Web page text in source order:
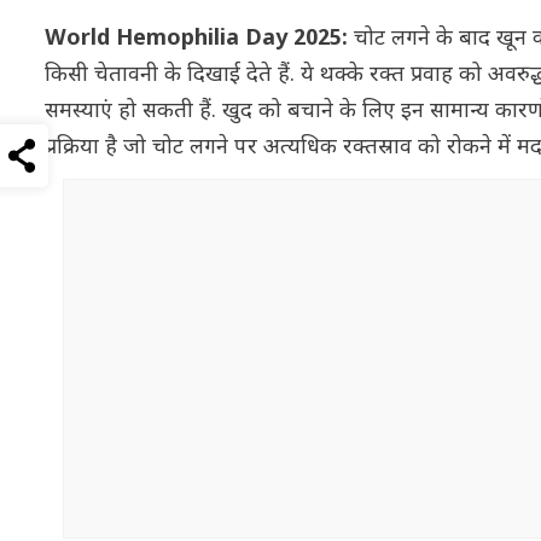
World Hemophilia Day 2025: चोट लगने के बाद खून
किसी चेतावनी के दिखाई देते हैं. ये थक्के रक्त प्रवाह को
समस्याएं हो सकती हैं. खुद को बचाने के लिए इन सामान्य
प्रक्रिया है जो चोट लगने पर अत्यधिक रक्तस्राव को रोकने में